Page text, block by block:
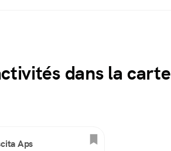
dans la carte
Aps